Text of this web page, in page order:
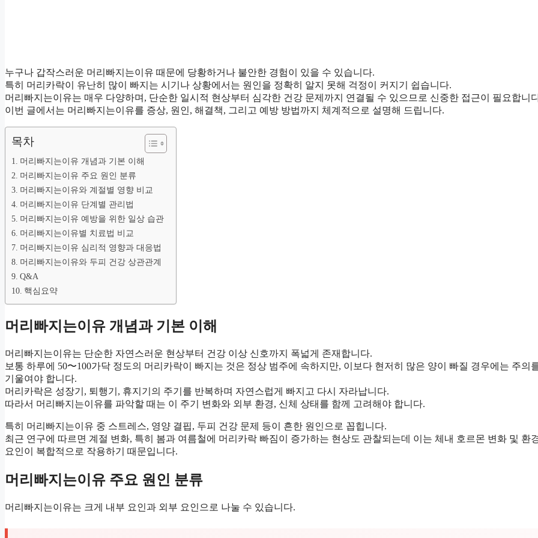
누구나 갑작스러운 머리빠지는이유 때문에 당황하거나 불안한 경험이 있을 수 있습니다.
특히 머리카락이 유난히 많이 빠지는 시기나 상황에서는 원인을 정확히 알지 못해 걱정이 커지기 쉽습니다.
머리빠지는이유는 매우 다양하며, 단순한 일시적 현상부터 심각한 건강 문제까지 연결될 수 있으므로 신중한 접근이 필요합니
이번 글에서는 머리빠지는이유를 증상, 원인, 해결책, 그리고 예방 방법까지 체계적으로 설명해 드립니다.
목차
머리빠지는이유 개념과 기본 이해
머리빠지는이유 주요 원인 분류
머리빠지는이유와 계절별 영향 비교
머리빠지는이유 단계별 관리법
머리빠지는이유 예방을 위한 일상 습관
머리빠지는이유별 치료법 비교
머리빠지는이유 심리적 영향과 대응법
머리빠지는이유와 두피 건강 상관관계
Q&A
핵심요약
머리빠지는이유 개념과 기본 이해
머리빠지는이유는 단순한 자연스러운 현상부터 건강 이상 신호까지 폭넓게 존재합니다.
보통 하루에 50〜100가닥 정도의 머리카락이 빠지는 것은 정상 범주에 속하지만, 이보다 현저히 많은 양이 빠질 경우에는 주의
기울여야 합니다.
머리카락은 성장기, 퇴행기, 휴지기의 주기를 반복하며 자연스럽게 빠지고 다시 자라납니다.
따라서 머리빠지는이유를 파악할 때는 이 주기 변화와 외부 환경, 신체 상태를 함께 고려해야 합니다.
특히 머리빠지는이유 중 스트레스, 영양 결핍, 두피 건강 문제 등이 흔한 원인으로 꼽힙니다.
최근 연구에 따르면 계절 변화, 특히 봄과 여름철에 머리카락 빠짐이 증가하는 현상도 관찰되는데 이는 체내 호르몬 변화 및 환
요인이 복합적으로 작용하기 때문입니다.
머리빠지는이유 주요 원인 분류
머리빠지는이유는 크게 내부 요인과 외부 요인으로 나눌 수 있습니다.